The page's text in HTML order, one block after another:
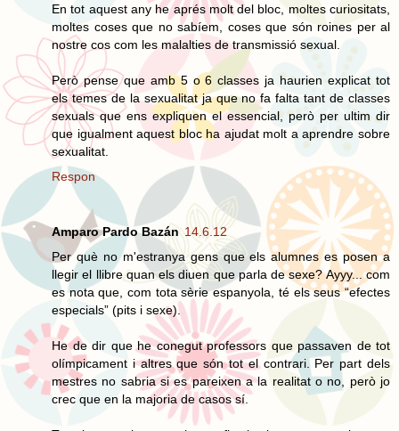
En tot aquest any he aprés molt del bloc, moltes curiositats,
moltes coses que no sabíem, coses que són roines per al
nostre cos com les malalties de transmissió sexual.
Però pense que amb 5 o 6 classes ja haurien explicat tot
els temes de la sexualitat ja que no fa falta tant de classes
sexuals que ens expliquen el essencial, però per ultim dir
que igualment aquest bloc ha ajudat molt a aprendre sobre
sexualitat.
Respon
Amparo Pardo Bazán 14.6.12
Per què no m'estranya gens que els alumnes es posen a
llegir el llibre quan els diuen que parla de sexe? Ayyy... com
es nota que, com tota sèrie espanyola, té els seus “efectes
especials” (pits i sexe).
He de dir que he conegut professors que passaven de tot
olímpicament i altres que són tot el contrari. Per part dels
mestres no sabria si es pareixen a la realitat o no, però jo
crec que en la majoria de casos sí.